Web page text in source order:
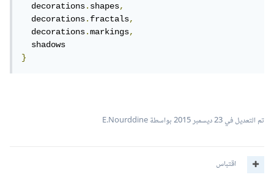
  decorations
.shapes,
  decorations
.fractals,
  decorations
.markings,
}
تم التعديل في23 ديسمبر 2015 بواسطة E.Nourddine
اقتباس